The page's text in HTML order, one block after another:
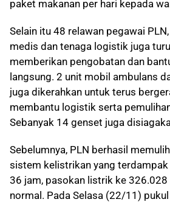
paket makanan per hari kepada
Selain itu 48 relawan pegawai
medis dan tenaga logistik juga
memberikan pengobatan dan
langsung. 2 unit mobil ambulans
juga dikerahkan untuk terus
membantu logistik serta
Sebanyak 14 genset juga
Sebelumnya, PLN berhasil
sistem kelistrikan yang
36 jam, pasokan listrik ke
normal. Pada Selasa (22/11)